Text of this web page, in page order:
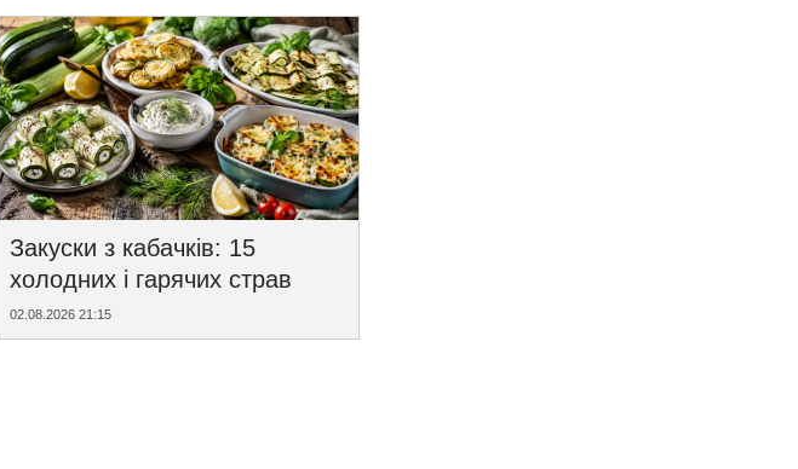
Закуски з кабачків: 15
холодних і гарячих страв
02.08.2026 21:15